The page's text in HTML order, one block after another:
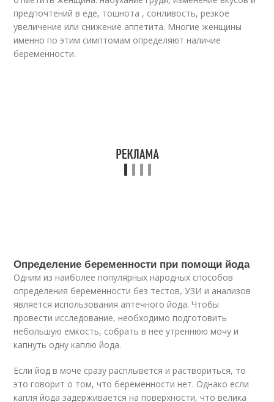
предпочтений в еде, тошнота , сонливость, резкое
увеличение или снижение аппетита. Многие женщины
именно по этим симптомам определяют наличие
беременности.
Определение беременности при помощи йода
Одним из наиболее популярных народных способов
определения беременности без тестов, УЗИ и анализов
является использования аптечного йода. Чтобы
провести исследование, необходимо подготовить
небольшую емкость, собрать в нее утреннюю мочу и
капнуть одну каплю йода.
Если йод в моче сразу расплывется и раствориться, то
это говорит о том, что беременности нет. Однако если
капля йода задерживается на поверхности, что велика